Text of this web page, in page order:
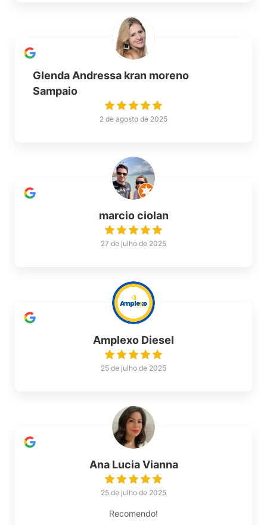
Glenda Andressa kran moreno
Sampaio
2 de agosto de 2025
marcio ciolan
27 de julho de 2025
Amplexo Diesel
25 de julho de 2025
Ana Lucia Vianna
25 de julho de 2025
Recomendo!